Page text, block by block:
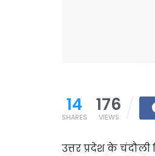
14
SHARES
176
VIEWS
उत्तर प्रदेश के